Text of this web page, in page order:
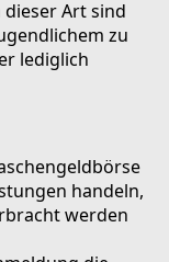
Art sind
zu
lediglich
handeln,
werden